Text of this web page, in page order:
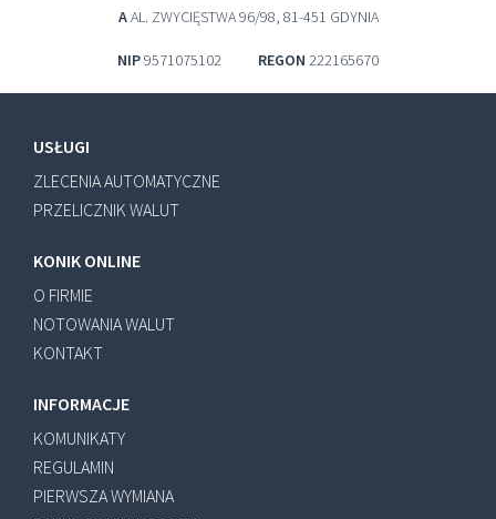
AAL. ZWYCIĘSTWA 96/98, 81-451 GDYNIA
NIP9571075102 REGON 222165670
USŁUGI
ZLECENIA AUTOMATYCZNE
PRZELICZNIK WALUT
KONIK ONLINE
O FIRMIE
NOTOWANIA WALUT
KONTAKT
INFORMACJE
KOMUNIKATY
REGULAMIN
PIERWSZA WYMIANA